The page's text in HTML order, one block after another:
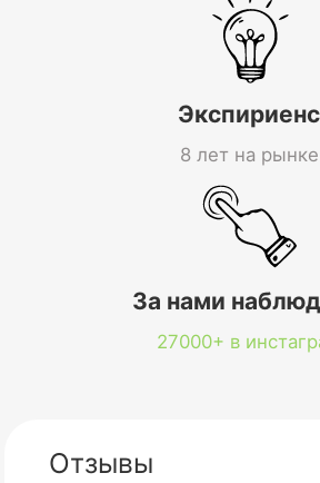
Экспириенс
8 лет на рынке
За нами
27000+ в
Отзывы